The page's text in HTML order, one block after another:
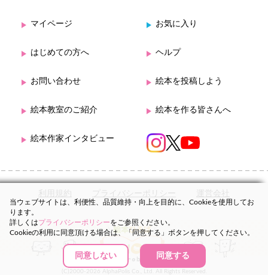
マイページ お気に入り
はじめての方へ ヘルプ
お問い合わせ 絵本を投稿しよう
絵本教室のご紹介 絵本を作る皆さんへ
絵本作家インタビュー
利用規約 プライバシーポリシー 運営会社
(C)2000-2026 AlphaPolis Co., Ltd. All Rights Reserved.
当ウェブサイトは、利便性、品質維持・向上を目的に、Cookieを使用してお
ります。
詳しくはプライバシーポリシーをご参照ください。
Cookieの利用に同意頂ける場合は、「同意する」ボタンを押してください。
同意しない 同意する